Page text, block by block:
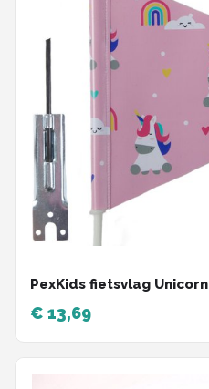
PexKids fietsvlag Unicorn
€ 13,69